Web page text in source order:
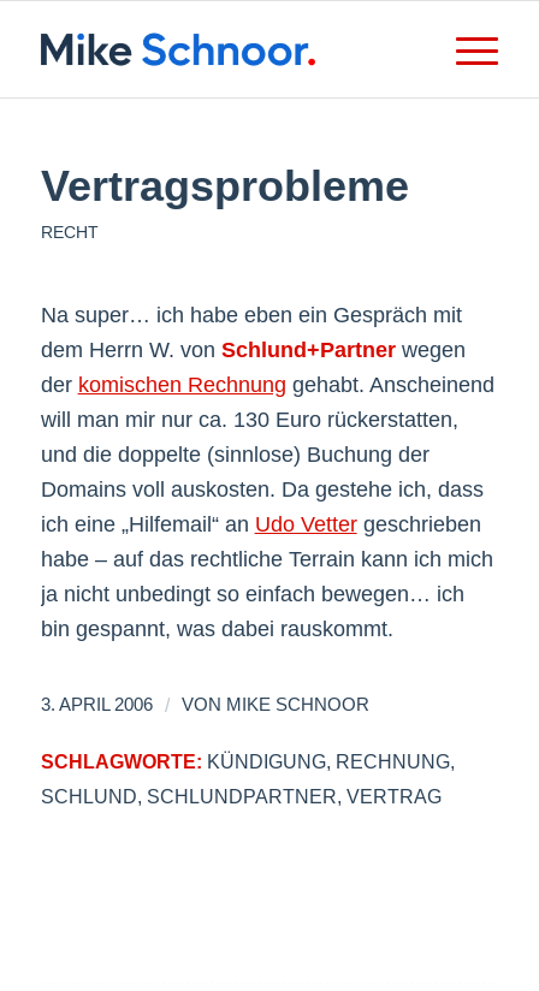
Vertragsprobleme
RECHT
Na super… ich habe eben ein Gespräch mit
dem Herrn W. von Schlund+Partnerwegen
der komischen Rechnung gehabt. Anscheinend
will man mir nur ca. 130 Euro rückerstatten,
und die doppelte (sinnlose) Buchung der
Domains voll auskosten. Da gestehe ich, dass
ich eine „Hilfemail“ an Udo Vettergeschrieben
habe – auf das rechtliche Terrain kann ich mich
ja nicht unbedingt so einfach bewegen… ich
bin gespannt, was dabei rauskommt.
3. APRIL 2006 / VON MIKE SCHNOOR
SCHLAGWORTE: KÜNDIGUNG, RECHNUNG,
SCHLUND SCHLUNDPARTNER VERTRAG